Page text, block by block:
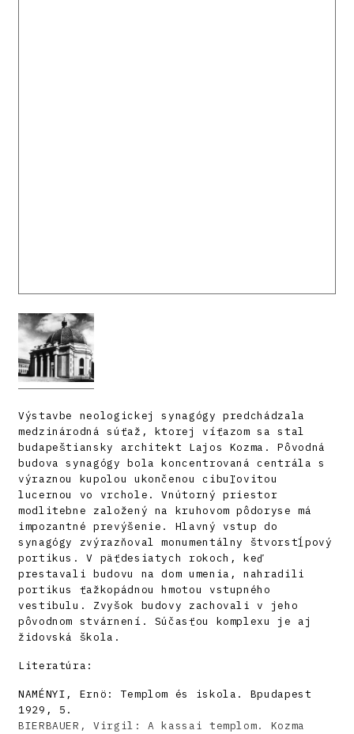
Výstavbe neologickej synagógy predchádzala
medzinárodná súťaž, ktorej víťazom sa stal
budapeštiansky architekt Lajos Kozma. Pôvodná
budova synagógy bola koncentrovaná centrála s
výraznou kupolou ukončenou cibuľovitou
lucernou vo vrchole. Vnútorný priestor
modlitebne založený na kruhovom pôdoryse má
impozantné prevýšenie. Hlavný vstup do
synagógy zvýrazňoval monumentálny štvorstĺpový
portikus. V päťdesiatych rokoch, keď
prestavali budovu na dom umenia, nahradili
portikus ťažkopádnou hmotou vstupného
vestibulu. Zvyšok budovy zachovali v jeho
pôvodnom stvárnení. Súčasťou komplexu je aj
židovská škola.
Literatúra:
NAMÉNYI, Ernö: Templom és iskola. Bpudapest
1929, 5.
BIERBAUER, Virgil: A kassai templom. Kozma